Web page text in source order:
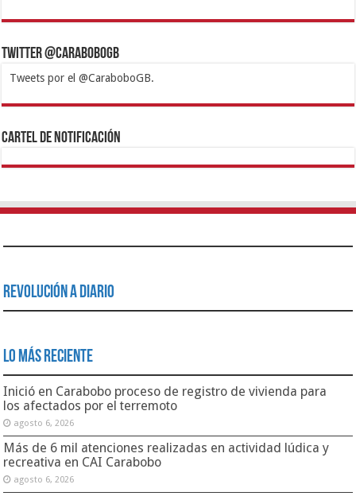
Twitter @CaraboboGB
Tweets por el @CaraboboGB.
1xbetBetturkeyBetistKralbetSupertotobetTipobetMatadorbetMariobet
https://mvbcasino.com/
Cartel de Notificación
Revolución a Diario
Lo Más Reciente
Inició en Carabobo proceso de registro de vivienda para
los afectados por el terremoto
agosto 6, 2026
Más de 6 mil atenciones realizadas en actividad lúdica y
recreativa en CAI Carabobo
agosto 6, 2026